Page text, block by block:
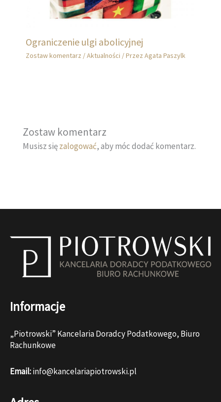
Ograniczenie ulgi abolicyjnej
Zostaw komentarz /Aktualności / Przez Agata Paszylk
Zostaw komentarz
Musisz sięzalogować, aby móc dodać komentarz.
Informacje
„Piotrowski” Kancelaria Doradcy Podatkowego, Biuro
Rachunkowe
Email:info@kancelariapiotrowski.pl